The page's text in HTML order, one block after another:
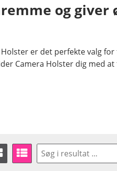
og giver
er det perfekte valg
Camera Holster dig med